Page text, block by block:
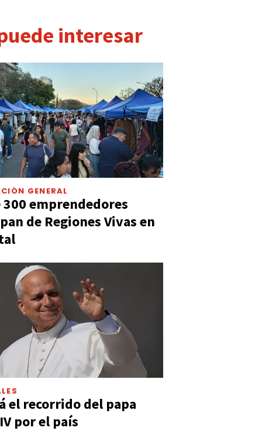
interesar
GENERAL
300 emprendedores
de Regiones Vivas en
el recorrido del papa
por el país